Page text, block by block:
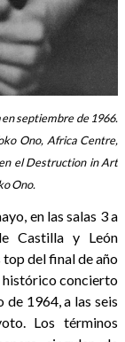
en septiembre de 1966.
Ono, Africa Centre,
el Destruction in Art
Ono.
en las salas 3 a
Castilla y León
del final de año
histórico concierto
1964, a las seis
Los términos